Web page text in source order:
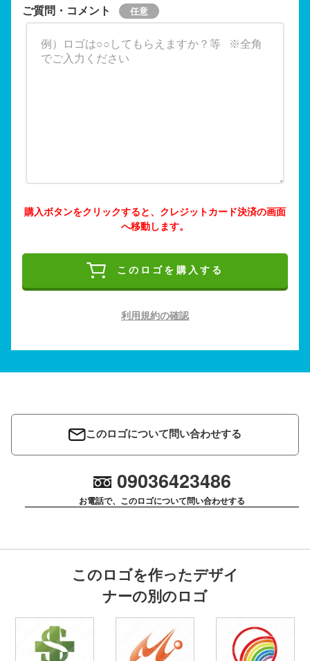
ご質問・コメント
購入ボタンをクリックすると、クレジットカード決済の画面
へ移動します。
このロゴを購入する
利用規約の確認
このロゴについて問い合わせする
09036423486
お電話で、このロゴについて問い合わせする
このロゴを作ったデザイ
ナーの別のロゴ